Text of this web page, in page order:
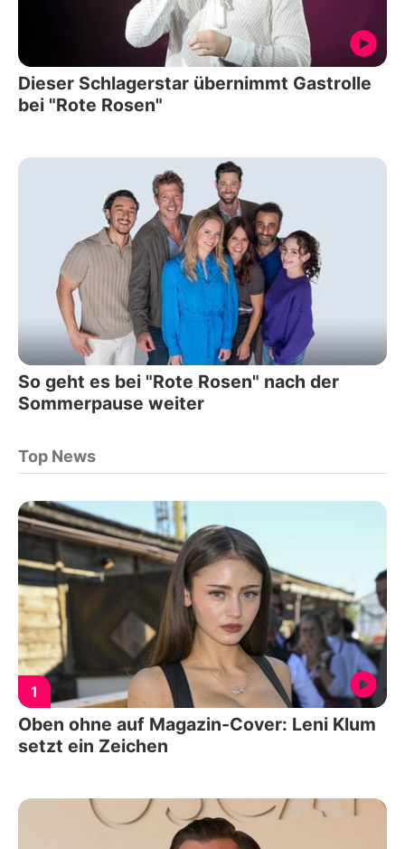
Dieser Schlagerstar übernimmt Gastrolle
bei "Rote Rosen"
So geht es bei "Rote Rosen" nach der
Sommerpause weiter
Top News
1
Oben ohne auf Magazin-Cover: Leni Klum
setzt ein Zeichen